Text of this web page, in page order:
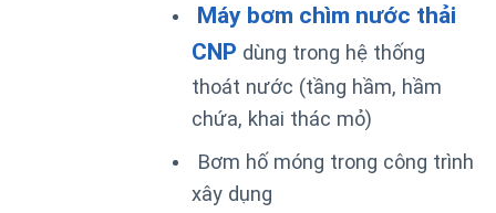
Máy bơm chìm nước thải
CNP dùng trong hệ thống
thoát nước (tầng hầm, hầm
chứa, khai thác mỏ)
Bơm hố móng trong công trình
xây dụng